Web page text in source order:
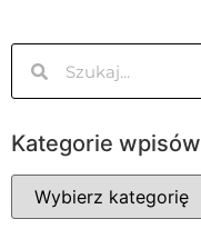
Kategorie wpisów